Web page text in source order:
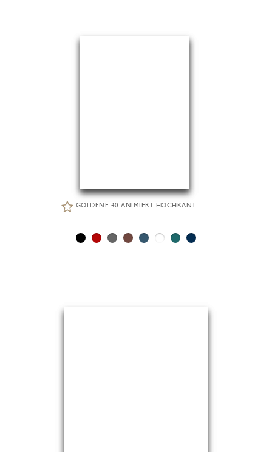
GOLDENE 40 ANIMIERT HOCHKANT